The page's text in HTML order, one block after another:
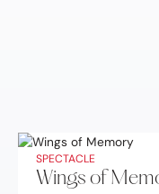
SPECTACLE
Wings of